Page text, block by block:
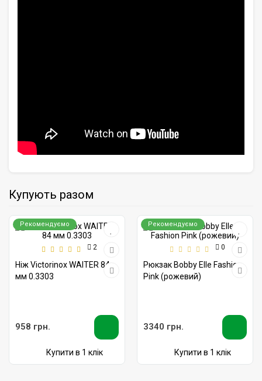
Купують разом
Рекомендуємо
2
Ніж Victorinox WAITER 84
мм 0.3303
958 грн.
Купити в 1 клік
Рекомендуємо
0
Рюкзак Bobby Elle Fashion
Pink (рожевий)
3340 грн.
Купити в 1 клік